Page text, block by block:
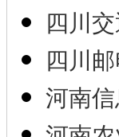
四川
四川
河南